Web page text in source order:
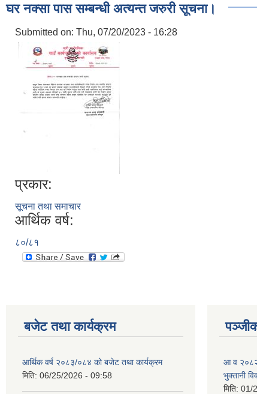
घर नक्सा पास सम्बन्धी अत्यन्त जरुरी सूचना।
Submitted on: Thu, 07/20/2023 - 16:28
प्रकार:
सूचना तथा समाचार
आर्थिक वर्ष:
८०/८१
बजेट तथा कार्यक्रम
आर्थिक वर्ष २०८३/०८४ को बजेट तथा कार्यक्रम
मिति: 06/25/2026 - 09:58
आ व
भुक्तानी
मिति: 01/